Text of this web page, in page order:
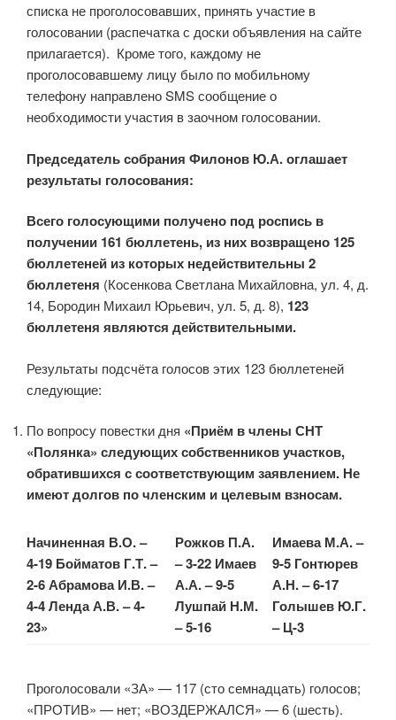
списка не проголосовавших, принять участие в
голосовании (распечатка с доски объявления на сайте
прилагается). Кроме того, каждому не
проголосовавшему лицу было по мобильному
телефону направлено SMS сообщение о
необходимости участия в заочном голосовании.
Председатель собрания Филонов Ю.А. оглашает
результаты голосования:
Всего голосующими получено под роспись в
получении 161 бюллетень, из них возвращено 125
бюллетеней из которых недействительны 2
бюллетеня (Косенкова Светлана Михайловна, ул. 4, д.
14, Бородин Михаил Юрьевич, ул. 5, д. 8), 123
бюллетеня являются действительными.
Результаты подсчёта голосов этих 123 бюллетеней
следующие:
По вопросу повестки дня «Приём в члены СНТ
«Полянка» следующих собственников участков,
обратившихся с соответствующим заявлением. Не
имеют долгов по членским и целевым взносам.
Начиненная В.О. –
4-19 Бойматов Г.Т. –
2-6Абрамова И.В. –
4-4Ленда А.В. – 4-
23»
Рожков П.А.
– 3-22 Имаев
А.А. – 9-5
Лушпай Н.М.
– 5-16
Имаева М.А. –
9-5 Гонтюрев
А.Н. – 6-17
Голышев Ю.Г.
– Ц-3
Проголосовали «ЗА» — 117 (сто семнадцать) голосов;
«ПРОТИВ» — нет; «ВОЗДЕРЖАЛСЯ» — 6 (шесть).